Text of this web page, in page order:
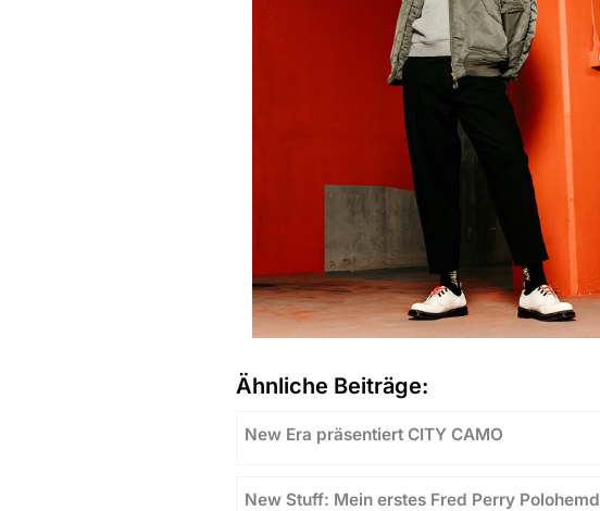
Ähnliche Beiträge:
New Era präsentiert CITY CAMO
New Stuff: Mein erstes Fred Perry Polohemd